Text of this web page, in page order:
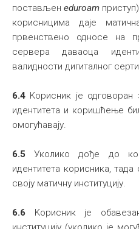
постављенeduroam
корисницима даје
првенствено односе на
сервера даваоца
валидности дигиталног
6.4 Kорисник је
идентитета и коришћење
омогућавају.
6.5 Уколико дође до
идентитета корисника,
своју матичну институцију.
6.6 Kорисник је